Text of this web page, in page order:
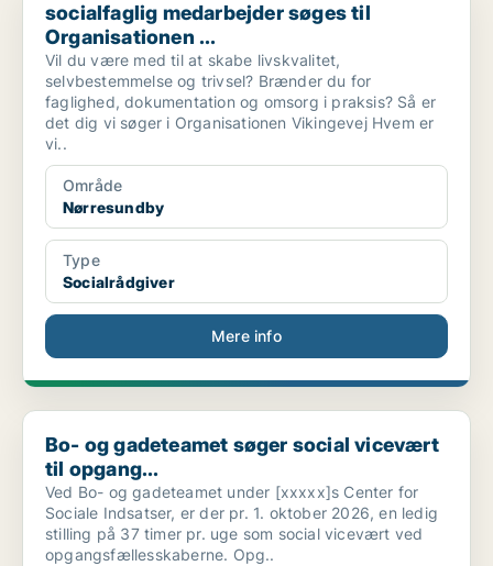
socialfaglig medarbejder søges til
Organisationen ...
Vil du være med til at skabe livskvalitet,
selvbestemmelse og trivsel? Brænder du for
faglighed, dokumentation og omsorg i praksis? Så er
det dig vi søger i Organisationen Vikingevej Hvem er
vi..
Område
Nørresundby
Type
Socialrådgiver
Mere info
Bo- og gadeteamet søger social vicevært til opgang...
Bo- og gadeteamet søger social vicevært
til opgang...
Ved Bo- og gadeteamet under [xxxxx]s Center for
Sociale Indsatser, er der pr. 1. oktober 2026, en ledig
stilling på 37 timer pr. uge som social vicevært ved
opgangsfællesskaberne. Opg..